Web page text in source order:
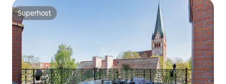
Superhost
Superhost